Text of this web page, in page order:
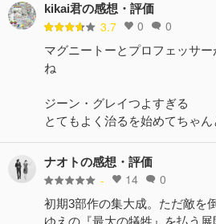
kikai君の感想・評価
3.7 0 0
マグニートーとプロフェッサ
ね
ジーン・グレイつよすぎる
とてもよく治るを始めてちゃ
ナオトの感想・評価
- 14 0
初期3部作の集大成。ただ敵を
ゆえの『最大の犠牲』を払う展